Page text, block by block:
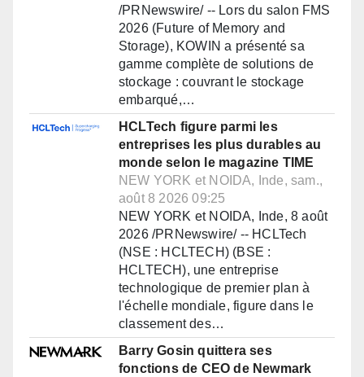
/PRNewswire/ -- Lors du salon FMS
2026 (Future of Memory and
Storage), KOWIN a présenté sa
gamme complète de solutions de
stockage : couvrant le stockage
embarqué,…
HCLTech figure parmi les
entreprises les plus durables au
monde selon le magazine TIME
NEW YORK et NOIDA, Inde, sam.,
août 8 2026 09:25
NEW YORK et NOIDA, Inde, 8 août
2026 /PRNewswire/ -- HCLTech
(NSE : HCLTECH) (BSE :
HCLTECH), une entreprise
technologique de premier plan à
l'échelle mondiale, figure dans le
classement des…
Barry Gosin quittera ses
fonctions de CEO de Newmark